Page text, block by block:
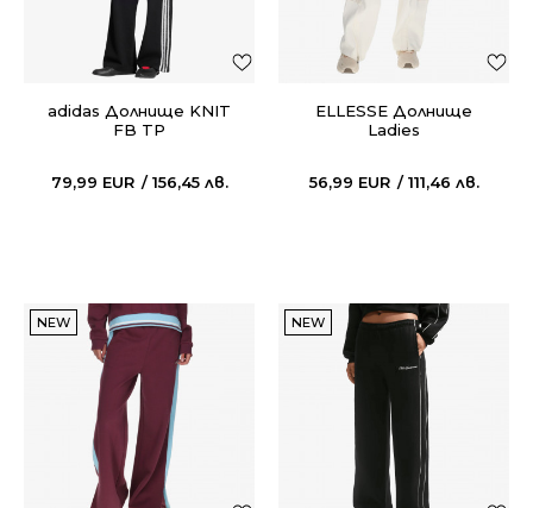
adidas Долнищe KNIT
FB TP
79,99 EUR 156,45 лв.
ELLESSE Долнищe
Ladies
56,99 EUR 111,46 лв.
NEW NEW